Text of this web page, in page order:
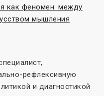
как феномен: между
мышления
рефлексивную
и диагностикой